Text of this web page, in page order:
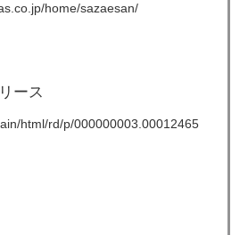
home/sazaesan/
ース
html/rd/p/000000003.00012465